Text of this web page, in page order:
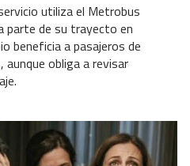
utiliza el Metrobus
parte de su trayecto en
beneficia a pasajeros de
aunque obliga a revisar